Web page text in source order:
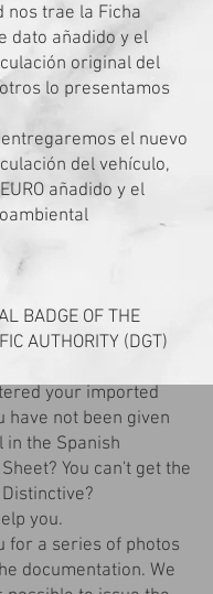
nos trae la Ficha
dato añadido y el
original del
lo presentamos
el nuevo
del vehículo,
añadido y el
BADGE OF THE
AUTHORITY (DGT)
your imported
have not been given
in the Spanish
You can't get the
you.
for a series of photos
documentation. We